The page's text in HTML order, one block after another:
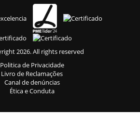
2026. All rights reserved
Politica de Privacidade
Livro de Reclamações
Canal de denúncias
Ética e Conduta